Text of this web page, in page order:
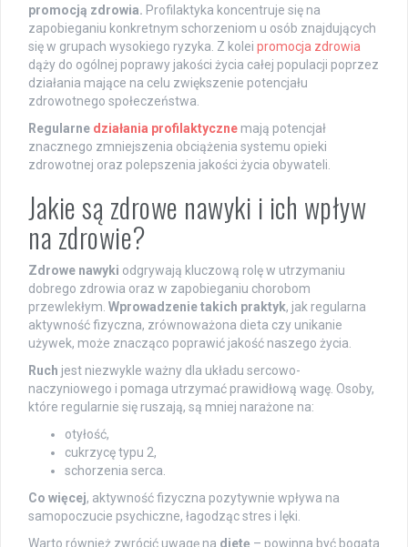
promocją zdrowia. Profilaktyka koncentruje się na
zapobieganiu konkretnym schorzeniom u osób znajdujących
się w grupach wysokiego ryzyka. Z kolei promocja zdrowia
dąży do ogólnej poprawy jakości życia całej populacji poprzez
działania mające na celu zwiększenie potencjału
zdrowotnego społeczeństwa.
Regularne działania profilaktyczne mają potencjał
znacznego zmniejszenia obciążenia systemu opieki
zdrowotnej oraz polepszenia jakości życia obywateli.
Jakie są zdrowe nawyki i ich wpływ
na zdrowie?
Zdrowe nawyki odgrywają kluczową rolę w utrzymaniu
dobrego zdrowia oraz w zapobieganiu chorobom
przewlekłym. Wprowadzenie takich praktyk, jak regularna
aktywność fizyczna, zrównoważona dieta czy unikanie
używek, może znacząco poprawić jakość naszego życia.
Ruch jest niezwykle ważny dla układu sercowo-
naczyniowego i pomaga utrzymać prawidłową wagę. Osoby,
które regularnie się ruszają, są mniej narażone na:
otyłość,
cukrzycę typu 2,
schorzenia serca.
Co więcej, aktywność fizyczna pozytywnie wpływa na
samopoczucie psychiczne, łagodząc stres i lęki.
Warto również zwrócić uwagę na dietę – powinna być bogata